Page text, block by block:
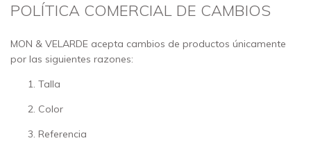
POLÍTICA COMERCIAL DE CAMBIOS
MON & VELARDE acepta cambios de productos únicamente
por las siguientes razones:
Talla
Color
Referencia